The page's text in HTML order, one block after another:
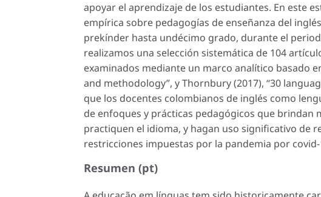
apoyar el aprendizaje de los estudiantes. En este
empírica sobre pedagogías de enseñanza del
prekínder hasta undécimo grado, durante el
realizamos una selección sistemática de 104
examinados mediante un marco analítico basado
and methodology”, y Thornbury (2017), “30
que los docentes colombianos de inglés como
de enfoques y prácticas pedagógicos que
practiquen el idioma, y hagan uso significativo de
restricciones impuestas por la pandemia por covid-
Resumen (pt)